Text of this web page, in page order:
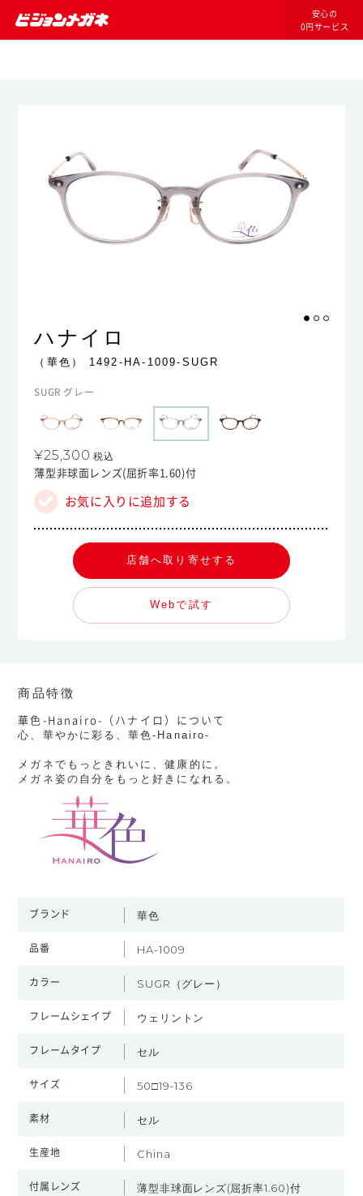
安心の
0円サービス
ハナイロ
（華色） 1492-HA-1009-SUGR
SUGR グレー
¥25,300 税込
薄型非球面レンズ(屈折率1.60)付
お気に入りに追加する
店舗へ取り寄せする
Webで試す
商品特徴
華色-Hanairo-（ハナイロ）について
心、華やかに彩る、華色-Hanairo-
メガネでもっときれいに、健康的に。
メガネ姿の自分をもっと好きになれる。
ブランド 華色
品番 HA-1009
カラー SUGR（グレー）
フレームシェイプ ウェリントン
フレームタイプ セル
サイズ 50□19-136
素材 セル
生産地 China
付属レンズ 薄型非球面レンズ(屈折率1.60)付